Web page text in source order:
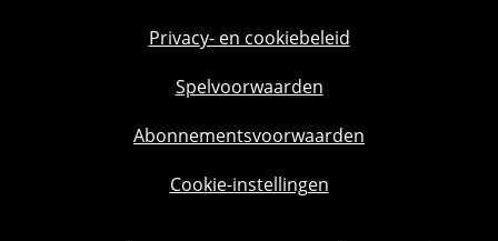
Privacy- en cookiebeleid
Spelvoorwaarden
Abonnementsvoorwaarden
Cookie-instellingen